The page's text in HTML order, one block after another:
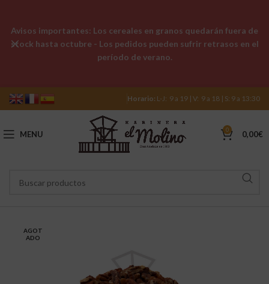
Horario: L-J: 9 a 19 | V: 9 a 18 | S: 9 a 13:30
MENU 0 0,00€
AGOT
ADO
Avisos importantes: Los cereales en granos quedarán fuera de
stock hasta octubre - Los pedidos pueden sufrir retrasos en el
período de verano.